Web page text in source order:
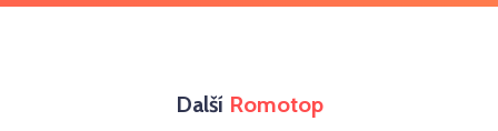
Další Romotop